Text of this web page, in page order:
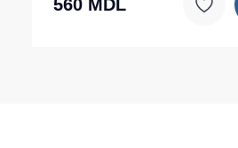
560 MDL